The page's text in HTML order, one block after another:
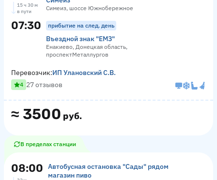
Симеиз, шоссе Южнобережное
15 ч 30 м
в пути
07:30 прибытие на след. день
Въездной знак "ЕМЗ"
Енакиево, Донецкая область,
проспектМеталлургов
≈ 3500 руб.
Перевозчик:ИП Улановский С.В.
4 27 отзывов
В пределах станции
08:00
Автобусная остановка "Сады" рядом
магазин пиво